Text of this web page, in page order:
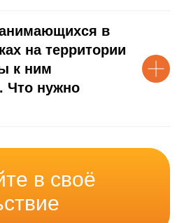
в
на территории
к ним
Что нужно
в своё